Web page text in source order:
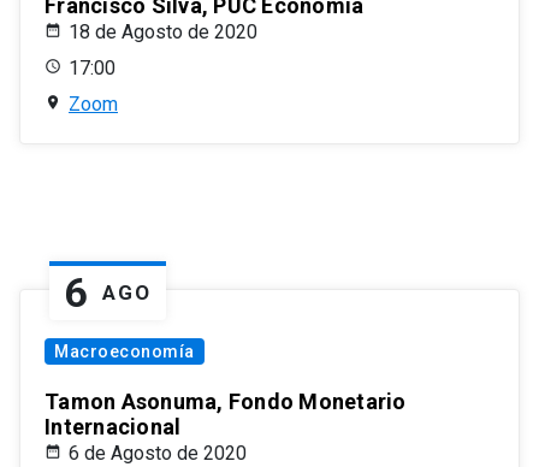
Francisco Silva, PUC Economía
18 de Agosto de 2020
17:00
Zoom
6 AGO
Macroeconomía
Tamon Asonuma, Fondo Monetario
Internacional
6 de Agosto de 2020